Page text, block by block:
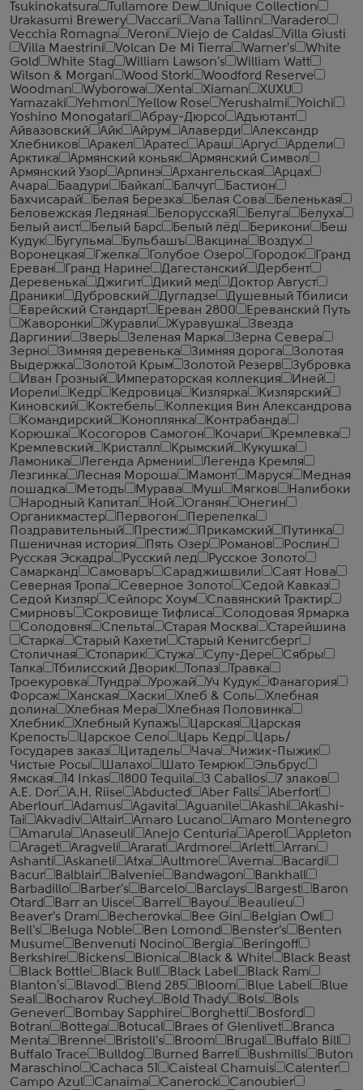
Tsukinokatsura Tullamore Dew
Unique Collection
Urakasumi Brewery
Vaccari Vana Tallinn
Varadero
Vecchia Romagna
Veroni Viejo de Caldas
Villa Giusti
Villa Maestrini
Volcan De Mi Tierra Warner's
White
Gold
White Stag William Lawson's
William Watt
Wilson & Morgan
Wood Stork
Woodford Reserve
Woodman
Wyborowa Xenta Xiaman
XUXU
Yamazaki
Yehmon Yellow Rose Yerushalmi
Yoichi
Yoshino Monogatari
Абрау-Дюрсо
Адъютант
Айвазовский
Айк Айрум Алаверди
Александр
Хлебников
Аракел Аратес Араш Аргус
Ардели
Арктика
Армянский коньяк
Армянский Символ
Армянский Узор
Арпинэ Архангельская
Арцах
Ачара
Баадури Байкал Балчуг
Бастион
Бахчисарай
Белая Березка Белая Сова
Беленькая
Беловежская Ледяная
БелорусскаЯ Белуга
Белуха
Белый аист
Белый Барс Белый лёд Берикони
Беш
Кудук
Бугульма Бульбашъ Вакцина
Воздух
Воронецкая
Гжелка Голубое Озеро Городок
Гранд
Ереван
Гранд Нарине Дагестанский
Дербент
Деревенька
Джигит Дикий мед
Доктор Август
Драники
Дубровский Дугладзе
Душевный Тбилиси
Еврейский Стандарт
Ереван 2800
Ереванский Путь
Жаворонки
Журавли Журавушка
Звезда
Даргинии
Зверь Зеленая Марка
Зерна Севера
Зерно
Зимняя деревенька Зимняя дорога
Золотая
Выдержка
Золотой Крым Золотой Резерв
Зубровка
Иван Грозный
Императорская коллекция
Иней
Иорели
Кедр Кедровица Кизлярка
Кизлярский
Киновский
Коктебель
Коллекция Вин Александрова
Командирский
Коноплянка
Контрабанда
Корюшка
Косогоров Самогон Кочари
Кремлевка
Кремлевский
Кристалл Крымский
Кукушка
Ламоника
Легенда Армении
Легенда Кремля
Лезгинка
Лесная Мороша Мамонт Маруся
Медная
лошадка
Методъ Мурава Муш Мягков
Налибоки
Народный Капитал
Ной Оганян
Онегин
Органикмастер
Первогон
Перепелка
Поздравительный
Престиж Прикамский
Путинка
Пшеничная история
Пять Озер Романов
Рослин
Русская Эскадра
Русский лед
Русское Золото
Самарканд
Самоваръ Сараджишвили
Саят Нова
Северная Тропа
Северное Золото
Седой Кавказ
Седой Кизляр
Сейлорс Хоум
Славянский Трактир
Смирновъ
Сокровище Тифлиса
Солодовая Ярмарка
Солодовня
Спельта Старая Москва
Старейшина
Старка
Старый Кахети
Старый Кенигсберг
Столичная
Стопарик Стужа Сулу-Дере
Сябры
Талка
Тбилисский Дворик Топаз
Травка
Троекуровка
Тундра Урожай Уч Кудук
Фанагория
Форсаж
Ханская Хаски Хлеб & Соль
Хлебная
долина
Хлебная Мера
Хлебная Половинка
Хлебник
Хлебный Купажъ Царская
Царская
Крепость
Царское Село Царь Кедр
Царь/
Государев заказ
Цитадель Чача
Чижик-Пыжик
Чистые Росы
Шалахо Шато Темрюк
Эльбрус
Ямская
14 Inkas 1800 Tequila 3 Caballos
7 злаков
A.E. Dor
A.H. Riise Abducted Aber Falls
Aberfort
Aberlour
Adamus Agavita Aguanile Akashi
Akashi-
Tai
Akvadiv Altair Amaro Lucano
Amaro Montenegro
Amarula
Anaseuli Anejo Centuria Aperol
Appleton
Araget
Aragveli Ararat Ardmore Arlett
Arran
Ashanti
Askaneli Atxa Aultmore Averna
Bacardi
Bacur
Balblair Balvenie Bandwagon
Bankhall
Barbadillo
Barber's Barcelo Barclays Bargest
Baron
Otard
Barr an Uisce Barrel Bayou
Beaulieu
Beaver's Dram
Becherovka Bee Gin
Belgian Owl
Bell's
Beluga Noble Ben Lomond Benster's
Benten
Musume
Benvenuti Nocino Bergia
Beringoff
Berkshire
Bickens Bionica Black & White
Black Beast
Black Bottle
Black Bull Black Label
Black Ram
Blanton's
Blavod Blend 285 Bloom Blue Label
Blue
Seal
Bocharov Ruchey Bold Thady Bols
Bols
Genever
Bombay Sapphire Borghetti
Bosford
Botran
Bottega Botucal Braes of Glenlivet
Branca
Menta
Brenne Bristoll's Broom Brugal
Buffalo Bill
Buffalo Trace
Bulldog Burned Barrel Bushmills
Buton
Maraschino
Cachaca 51 Caisteal Chamuis
Calenter
Campo Azul
Canaima Canerock Canoubier